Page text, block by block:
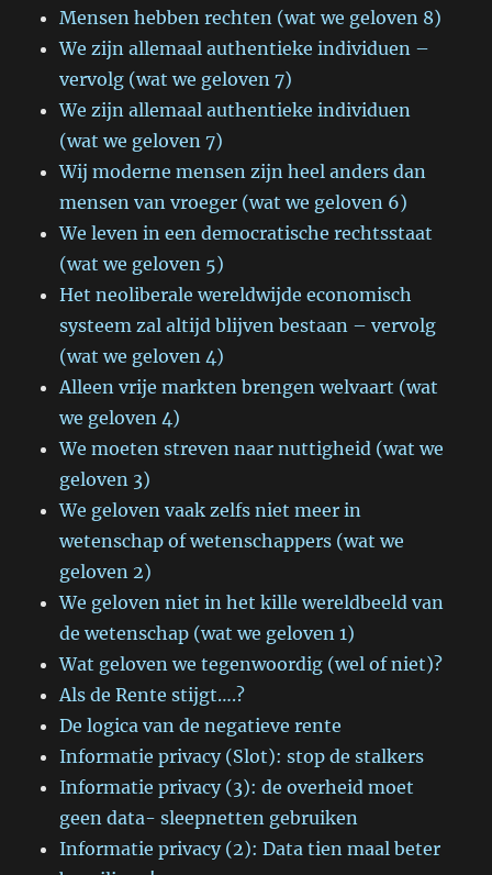
Mensen hebben rechten (wat we geloven 8)
We zijn allemaal authentieke individuen –
vervolg (wat we geloven 7)
We zijn allemaal authentieke individuen
(wat we geloven 7)
Wij moderne mensen zijn heel anders dan
mensen van vroeger (wat we geloven 6)
We leven in een democratische rechtsstaat
(wat we geloven 5)
Het neoliberale wereldwijde economisch
systeem zal altijd blijven bestaan – vervolg
(wat we geloven 4)
Alleen vrije markten brengen welvaart (wat
we geloven 4)
We moeten streven naar nuttigheid (wat we
geloven 3)
We geloven vaak zelfs niet meer in
wetenschap of wetenschappers (wat we
geloven 2)
We geloven niet in het kille wereldbeeld van
de wetenschap (wat we geloven 1)
Wat geloven we tegenwoordig (wel of niet)?
Als de Rente stijgt….?
De logica van de negatieve rente
Informatie privacy (Slot): stop de stalkers
Informatie privacy (3): de overheid moet
geen data- sleepnetten gebruiken
Informatie privacy (2): Data tien maal beter